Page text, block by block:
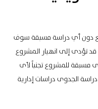
دون أي دراسة مسبقة سوف
قد تؤدى إلى انهيار المشروع
مسبقة للمشروع تجنباً لأى
الجدوى دراسات إدارية